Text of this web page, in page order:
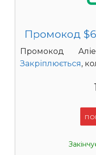
Промокод
Промокод
Закріплюється,